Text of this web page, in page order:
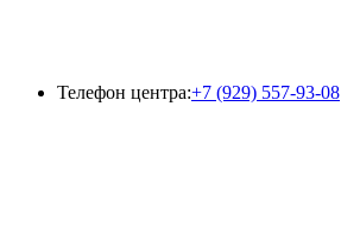
Телефон центра:+7 (929) 557-93-08